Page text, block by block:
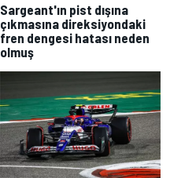
Sargeant'ın pist dışına
çıkmasına direksiyondaki
fren dengesi hatası neden
olmuş